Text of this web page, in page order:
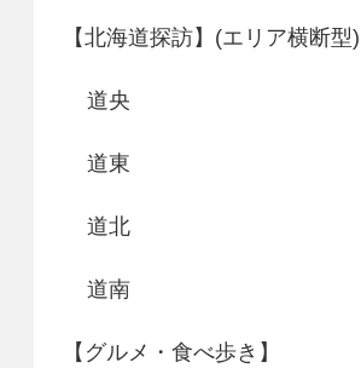
【北海道探訪】(エリア横断型)
道央
道東
道北
道南
【グルメ・食べ歩き】